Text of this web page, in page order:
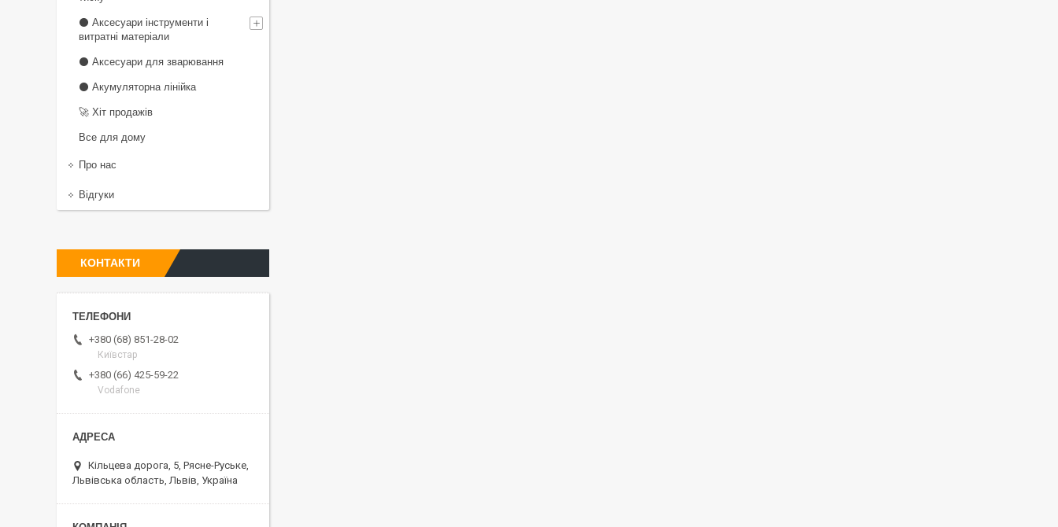
⚫ Аксесуари інструменти і
витратні матеріали
⚫ Аксесуари для зварювання
⚫ Акумуляторна лінійка
🚀 Хіт продажів
Все для дому
Про нас
Відгуки
КОНТАКТИ
+380 (68) 851-28-02
Київстар
+380 (66) 425-59-22
Vodafone
Кільцева дорога, 5, Рясне-Руське,
Львівська область, Львів, Україна